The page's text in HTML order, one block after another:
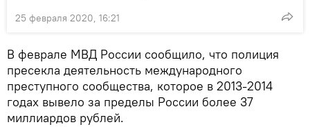
25 февраля 2020, 16:21
В феврале МВД России сообщило, что полиция
пресекла деятельность международного
преступного сообщества, которое в 2013-2014
годах вывело за пределы России более 37
миллиардов рублей.